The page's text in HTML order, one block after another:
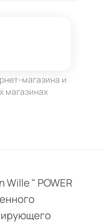
магазина и
магазинах
" POWER